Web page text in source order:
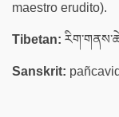
maestro erudito).
Tibetan:
Sanskrit: